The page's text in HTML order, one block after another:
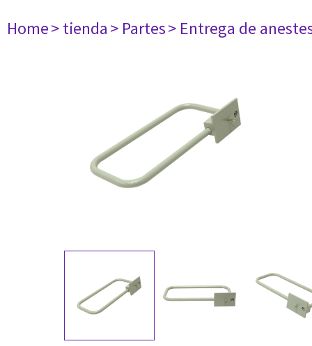
Home> tienda> Partes> Entrega de